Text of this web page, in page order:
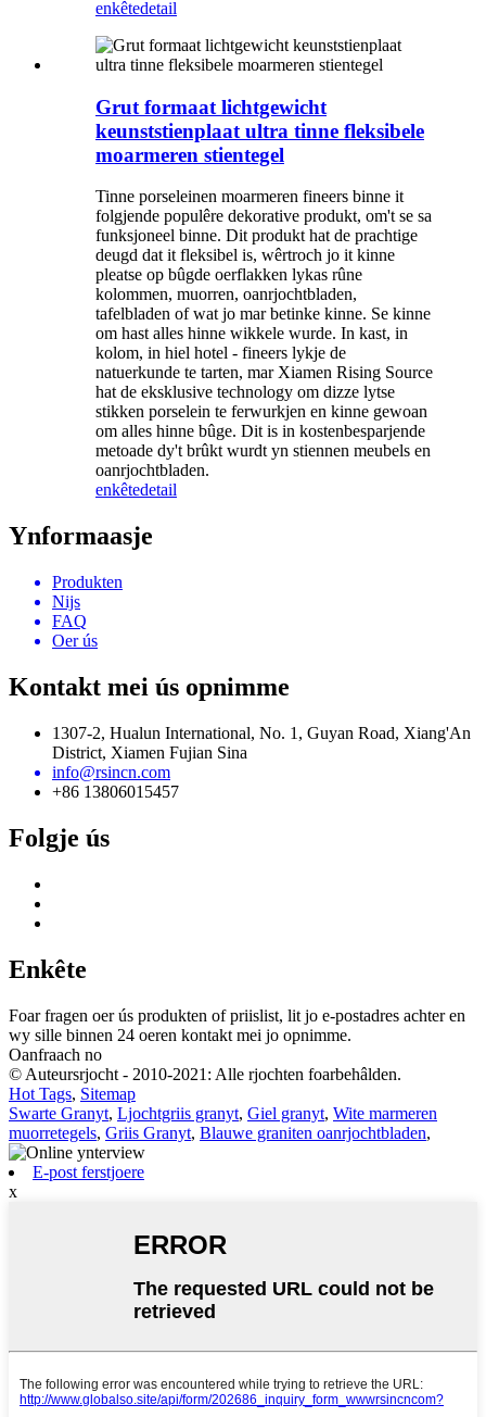
enkêtedetail
Grut formaat lichtgewicht
keunststienplaat ultra tinne fleksibele
moarmeren stientegel
Tinne porseleinen moarmeren fineers binne it
folgjende populêre dekorative produkt, om't se sa
funksjoneel binne. Dit produkt hat de prachtige
deugd dat it fleksibel is, wêrtroch jo it kinne
pleatse op bûgde oerflakken lykas rûne
kolommen, muorren, oanrjochtbladen,
tafelbladen of wat jo mar betinke kinne. Se kinne
om hast alles hinne wikkele wurde. In kast, in
kolom, in hiel hotel - fineers lykje de
natuerkunde te tarten, mar Xiamen Rising Source
hat de eksklusive technology om dizze lytse
stikken porselein te ferwurkjen en kinne gewoan
om alles hinne bûge. Dit is in kostenbesparjende
metoade dy't brûkt wurdt yn stiennen meubels en
oanrjochtbladen.
enkêtedetail
Ynformaasje
Produkten
Nijs
FAQ
Oer ús
Kontakt mei ús opnimme
1307-2, Hualun International, No. 1, Guyan Road, Xiang'An
District, Xiamen Fujian Sina
info@rsincn.com
+86 13806015457
Folgje ús
Enkête
Foar fragen oer ús produkten of priislist, lit jo e-postadres achter en
wy sille binnen 24 oeren kontakt mei jo opnimme.
Oanfraach no
© Auteursrjocht - 2010-2021: Alle rjochten foarbehâlden.
Hot Tags, Sitemap
Swarte Granyt, Ljochtgriis granyt, Giel granyt, Wite marmeren
muorretegels, Griis Granyt, Blauwe graniten oanrjochtbladen,
E-post ferstjoere
x